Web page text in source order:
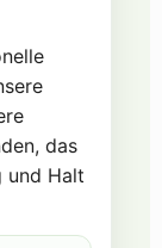
das
und Halt